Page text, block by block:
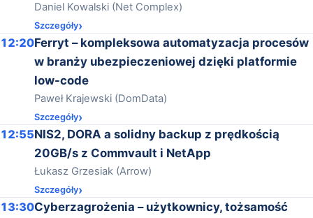
Daniel Kowalski (Net Complex)
Szczegóły
12:20Ferryt – kompleksowa automatyzacja procesów
w branży ubezpieczeniowej dzięki platformie
low-code
Paweł Krajewski (DomData)
Szczegóły
12:55NIS2, DORA a solidny backup z prędkością
20GB/s z Commvault i NetApp
Łukasz Grzesiak (Arrow)
Szczegóły
13:30Cyberzagrożenia – użytkownicy, tożsamość